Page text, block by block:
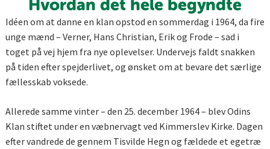
Hvordan det hele begyndte
Idéen om at danne en klan opstod en sommerdag i 1964, da fire
unge mænd – Verner, Hans Christian, Erik og Frode – sad i
toget på vej hjem fra nye oplevelser. Undervejs faldt snakken
på tiden efter spejderlivet, og ønsket om at bevare det særlige
fællesskab voksede.
Allerede samme vinter – den 25. december 1964 – blev Odins
Klan stiftet under en væbnervagt ved Kimmerslev Kirke. Dagen
efter vandrede de gennem Tisvilde Hegn og fældede et egetræ